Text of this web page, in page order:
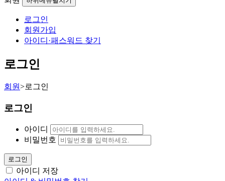
로그인
회원가입
아이디·패스워드 찾기
로그인
회원>로그인
로그인
아이디
비밀번호
로그인
아이디 저장